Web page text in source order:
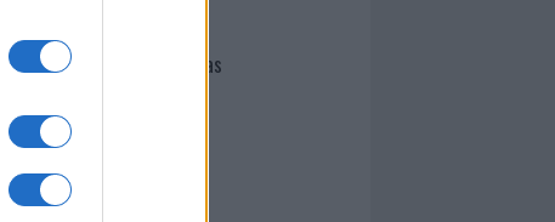
Giovannimaria Cabras